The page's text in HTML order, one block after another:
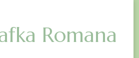
Romana